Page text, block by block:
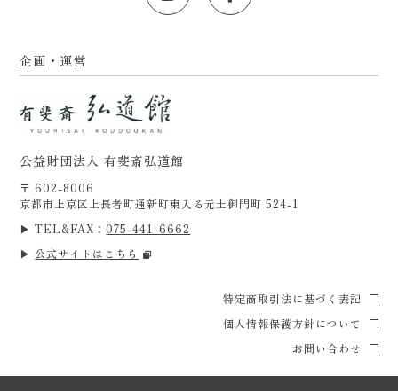
企画・運営
公益財団法人 有斐斎弘道館
〒 602-8006
京都市上京区上長者町通新町東入る元土御門町 524-1
▶ TEL&FAX：075-441-6662
▶公式サイトはこちら
特定商取引法に基づく表記
個人情報保護方針について
お問い合わせ